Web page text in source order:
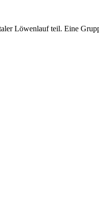
Löwenlauf teil. Eine